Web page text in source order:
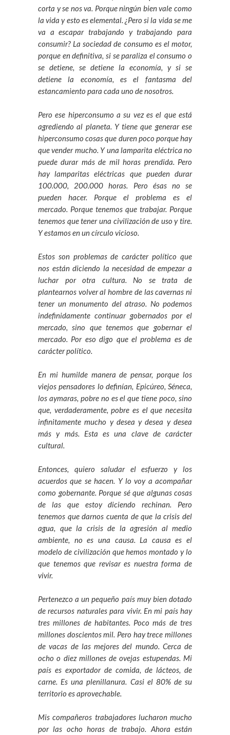
corta y se nos va. Porque ningún bien vale como
la vida y esto es elemental. ¿Pero si la vida se me
va a escapar trabajando y trabajando para
consumir? La sociedad de consumo es el motor,
porque en definitiva, si se paraliza el consumo o
se detiene, se detiene la economía, y si se
detiene la economía, es el fantasma del
estancamiento para cada uno de nosotros.
Pero ese hiperconsumo a su vez es el que está
agrediendo al planeta. Y tiene que generar ese
hiperconsumo cosas que duren poco porque hay
que vender mucho. Y una lamparita eléctrica no
puede durar más de mil horas prendida. Pero
hay lamparitas eléctricas que pueden durar
100.000, 200.000 horas. Pero ésas no se
pueden hacer. Porque el problema es el
mercado. Porque tenemos que trabajar. Porque
tenemos que tener una civilización de uso y tire.
Y estamos en un círculo vicioso.
Estos son problemas de carácter político que
nos están diciendo la necesidad de empezar a
luchar por otra cultura. No se trata de
plantearnos volver al hombre de las cavernas ni
tener un monumento del atraso. No podemos
indefinidamente continuar gobernados por el
mercado, sino que tenemos que gobernar el
mercado. Por eso digo que el problema es de
carácter político.
En mi humilde manera de pensar, porque los
viejos pensadores lo definían, Epicúreo, Séneca,
los aymaras, pobre no es el que tiene poco, sino
que, verdaderamente, pobre es el que necesita
infinitamente mucho y desea y desea y desea
más y más. Esta es una clave de carácter
cultural.
Entonces, quiero saludar el esfuerzo y los
acuerdos que se hacen. Y lo voy a acompañar
como gobernante. Porque sé que algunas cosas
de las que estoy diciendo rechinan. Pero
tenemos que darnos cuenta de que la crisis del
agua, que la crisis de la agresión al medio
ambiente, no es una causa. La causa es el
modelo de civilización que hemos montado y lo
que tenemos que revisar es nuestra forma de
vivir.
Pertenezco a un pequeño país muy bien dotado
de recursos naturales para vivir. En mi país hay
tres millones de habitantes. Poco más de tres
millones doscientos mil. Pero hay trece millones
de vacas de las mejores del mundo. Cerca de
ocho o diez millones de ovejas estupendas. Mi
país es exportador de comida, de lácteos, de
carne. Es una plenillanura. Casi el 80% de su
territorio es aprovechable.
Mis compañeros trabajadores lucharon mucho
por las ocho horas de trabajo. Ahora están